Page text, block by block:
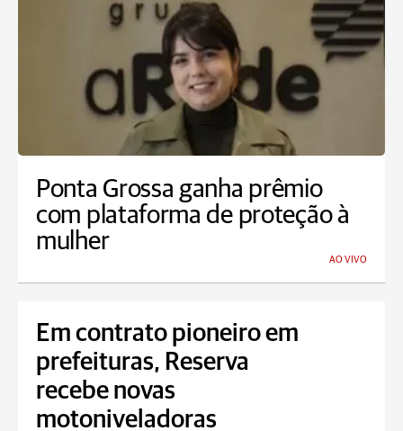
Ponta Grossa ganha prêmio
com plataforma de proteção à
mulher
AO VIVO
Em contrato pioneiro em
prefeituras, Reserva
recebe novas
motoniveladoras